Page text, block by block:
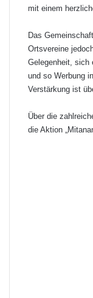
mit einem
Das
Ortsvereine
Gelegenheit, sich
und so Werbung
Verstärkung ist
Über die
die Aktion